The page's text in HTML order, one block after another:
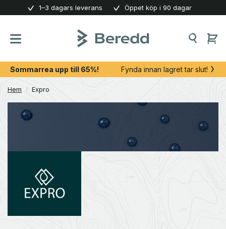
content
1–3 dagars leverans Öppet köp i 90 dagar
Sommarrea upp till 65%! Fynda innan lagret tar slut!
Hem / Expro